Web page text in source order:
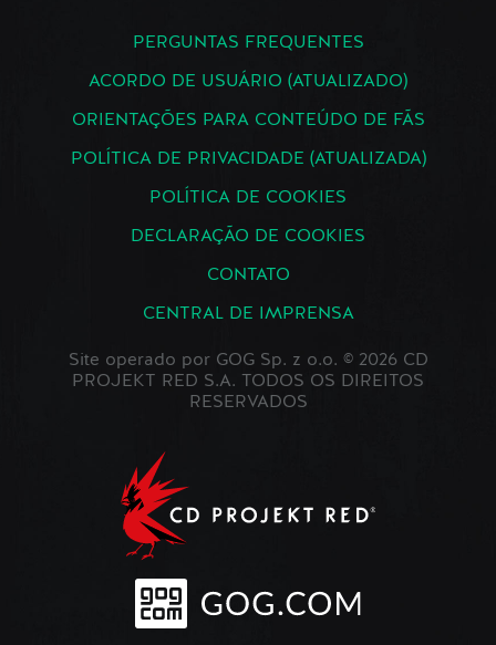
PERGUNTAS FREQUENTES
ACORDO DE USUÁRIO (ATUALIZADO)
ORIENTAÇÕES PARA CONTEÚDO DE FÃS
POLÍTICA DE PRIVACIDADE (ATUALIZADA)
POLÍTICA DE COOKIES
DECLARAÇÃO DE COOKIES
CONTATO
CENTRAL DE IMPRENSA
Site operado por GOG Sp. z o.o. © 2026 CD
PROJEKT RED S.A. TODOS OS DIREITOS
RESERVADOS